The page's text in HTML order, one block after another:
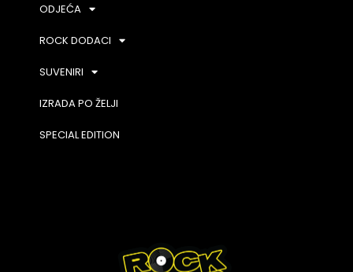
ODJEĆA
ROCK DODACI
SUVENIRI
IZRADA PO ŽELJI
SPECIAL EDITION